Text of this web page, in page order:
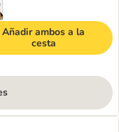
Añadir ambos a la
cesta